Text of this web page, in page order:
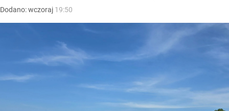
Dodano:wczoraj 19:50